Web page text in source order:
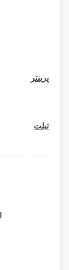
پرینتر
تبلت